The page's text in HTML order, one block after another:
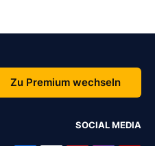
Zu Premium wechseln
SOCIAL MEDIA